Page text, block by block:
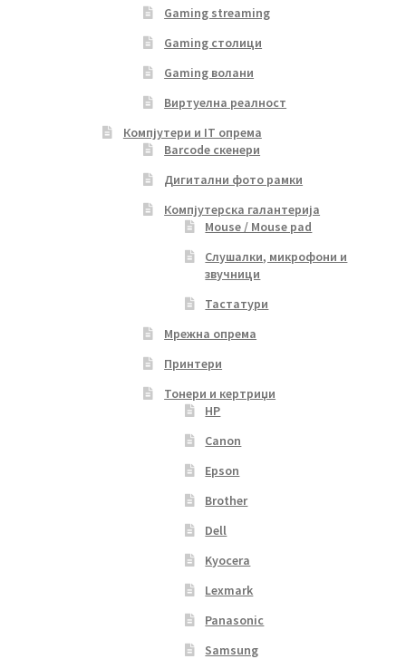
Gaming streaming
Gaming столици
Gaming волани
Виртуелна реалност
Компјутери и IT опрема
Barcode скенери
Дигитални фото рамки
Компјутерска галантерија
Mouse / Mouse pad
Слушалки, микрофони и
звучници
Тастатури
Мрежна опрема
Принтери
Тонери и кертриџи
HP
Canon
Epson
Brother
Dell
Kyocera
Lexmark
Panasonic
Samsung